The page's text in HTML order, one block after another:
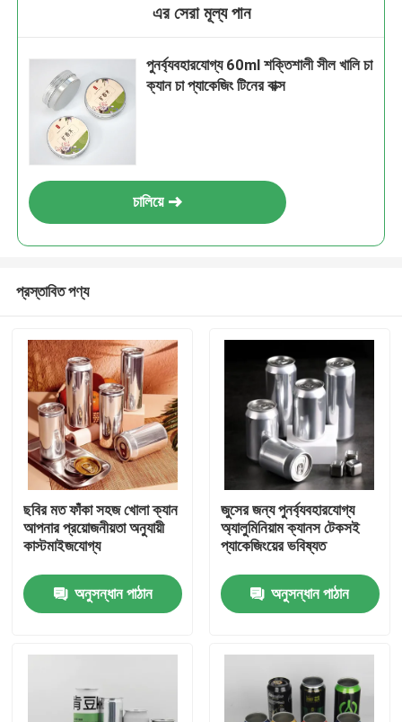
পণ্য
এর সেরা মূল্য পান
পুনর্ব্যবহারযোগ্য 60ml শক্তিশালী সীল খালি চা
ক্যান চা প্যাকেজিং টিনের বাক্স
চালিয়ে
প্রস্তাবিত পণ্য
ছবির মত ফাঁকা সহজ খোলা ক্যান
আপনার প্রয়োজনীয়তা অনুযায়ী
কাস্টমাইজযোগ্য
অনুসন্ধান পাঠান
জুসের জন্য পুনর্ব্যবহারযোগ্য
অ্যালুমিনিয়াম ক্যানস টেকসই
প্যাকেজিংয়ের ভবিষ্যত
অনুসন্ধান পাঠান